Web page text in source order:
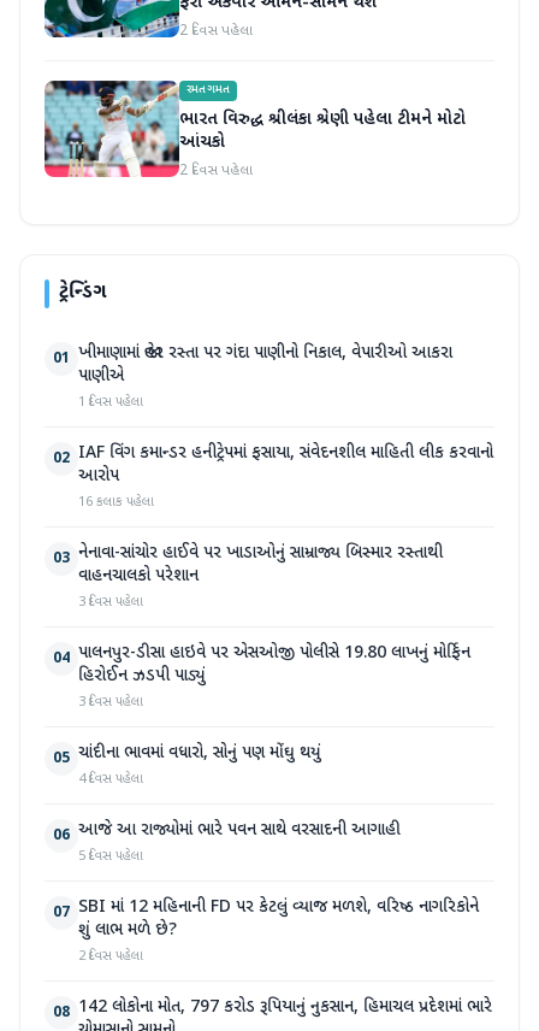
2 દિવસ પહેલા
રમતગમત
ભારત વિરુદ્ધ શ્રીલંકા શ્રેણી પહેલા ટીમને મોટો
આંચકો
2 દિવસ પહેલા
ટ્રેન્ડિંગ
01 ખીમાણામાં જાહેર રસ્તા પર ગંદા પાણીનો નિકાલ, વેપારીઓ આકરા
પાણીએ
1 દિવસ પહેલા
02 IAF વિંગ કમાન્ડર હનીટ્રેપમાં ફસાયા, સંવેદનશીલ માહિતી લીક કરવાનો
આરોપ
16 કલાક પહેલા
03 નેનાવા-સાંચોર હાઈવે પર ખાડાઓનું સામ્રાજ્ય બિસ્માર રસ્તાથી
વાહનચાલકો પરેશાન
3 દિવસ પહેલા
04 પાલનપુર-ડીસા હાઇવે પર એસઓજી પોલીસે 19.80 લાખનું મોર્ફિન
હિરોઈન ઝડપી પાડ્યું
3 દિવસ પહેલા
05 ચાંદીના ભાવમાં વધારો, સોનું પણ મોંઘુ થયું
4 દિવસ પહેલા
06 આજે આ રાજ્યોમાં ભારે પવન સાથે વરસાદની આગાહી
5 દિવસ પહેલા
07 SBI માં 12 મહિનાની FD પર કેટલું વ્યાજ મળશે, વરિષ્ઠ નાગરિકોને
શું લાભ મળે છે?
2 દિવસ પહેલા
08 142 લોકોના મોત, 797 કરોડ રૂપિયાનું નુકસાન, હિમાચલ પ્રદેશમાં ભારે